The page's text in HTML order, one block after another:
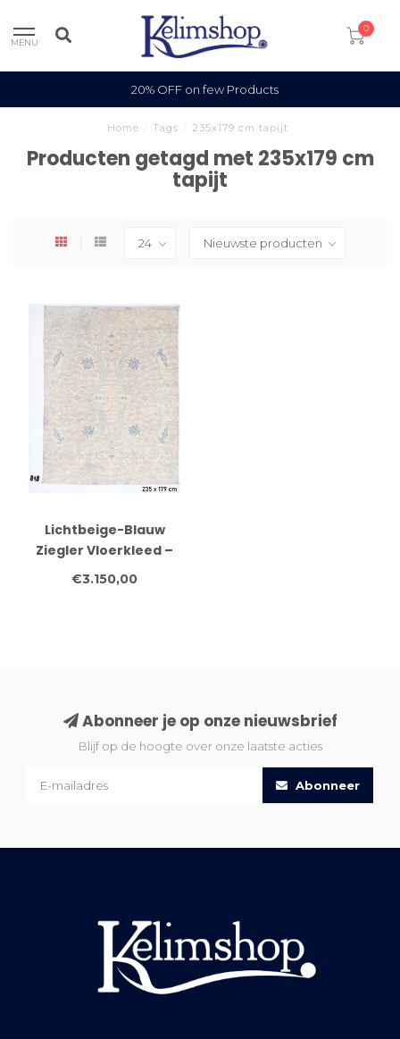
MENU
0
20% OFF on few Products
Home Tags 235x179 cm tapijt
Producten getagd met 235x179 cm
tapijt
Lichtbeige-Blauw
Ziegler Vloerkleed –
Symmetrisch Klassiek
€3.150,00
Abonneer je op onze nieuwsbrief
Blijf op de hoogte over onze laatste acties
Abonneer